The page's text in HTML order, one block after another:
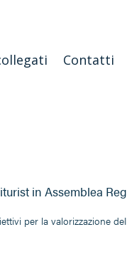
Contatti
in Assemblea
per la valorizzazione